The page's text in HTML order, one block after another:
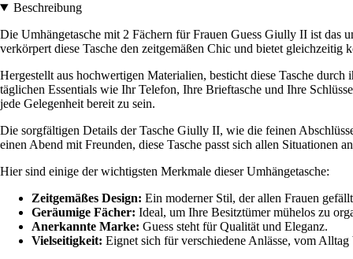
Beschreibung
Die Umhängetasche mit 2 Fächern für Frauen Guess Giully II ist das
verkörpert diese Tasche den zeitgemäßen Chic und bietet gleichzeitig
Hergestellt aus hochwertigen Materialien, besticht diese Tasche
täglichen Essentials wie Ihr Telefon, Ihre Brieftasche und Ihre
jede Gelegenheit bereit zu sein.
Die sorgfältigen Details der Tasche Giully II, wie die feinen
einen Abend mit Freunden, diese Tasche passt sich allen Situationen
Hier sind einige der wichtigsten Merkmale dieser Umhängetasche:
Zeitgemäßes Design: Ein moderner Stil, der allen Frauen
Geräumige Fächer: Ideal, um Ihre Besitztümer mühelos zu
Anerkannte Marke: Guess steht für Qualität und Eleganz.
Vielseitigkeit: Eignet sich für verschiedene Anlässe, vom Alltag